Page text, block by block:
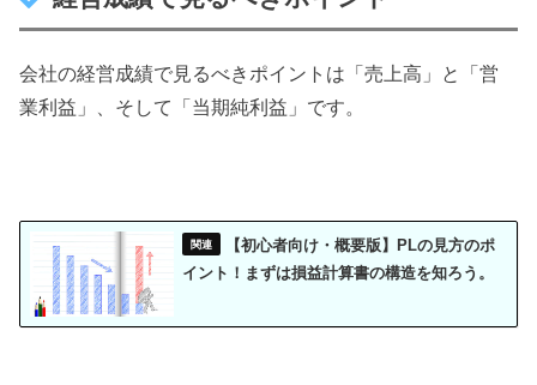
会社の経営成績で見るべきポイントは「売上高」と「営
業利益」、そして「当期純利益」です。
【初心者向け・概要版】PLの見方のポ
イント！まずは損益計算書の構造を知ろう。